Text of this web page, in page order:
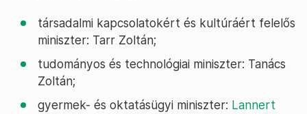
társadalmi kapcsolatokért és kultúráért felelős
miniszter: Tarr Zoltán;
tudományos és technológiai miniszter: Tanács
Zoltán;
gyermek- és oktatásügyi miniszter: Lannert